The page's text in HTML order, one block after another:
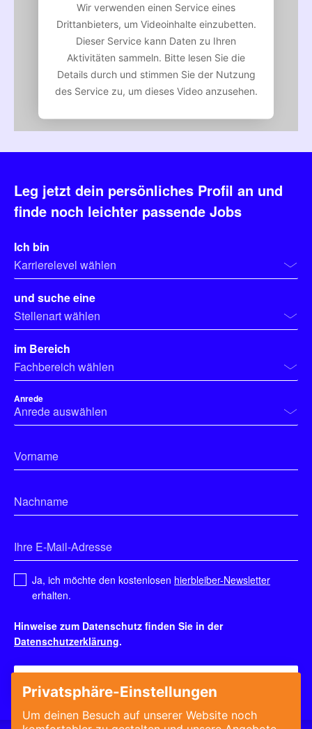
Wir verwenden einen Service eines
Drittanbieters, um Videoinhalte einzubetten.
Dieser Service kann Daten zu Ihren
Aktivitäten sammeln. Bitte lesen Sie die
Details durch und stimmen Sie der Nutzung
des Service zu, um dieses Video anzusehen.
Mehr Informationen
powered byUsercentrics Consent
Management Platform
Leg jetzt dein persönliches Profil an und
finde noch leichter passende Jobs
Ich bin
Karrierelevel wählen
und suche eine
Stellenart wählen
im Bereich
Fachbereich wählen
Anrede
Ja, ich möchte den kostenlosen hierbleiber-Newsletter
erhalten.
Hinweise zum Datenschutz finden Sie in der
Datenschutzerklärung.
Bewerberprofil anlegen